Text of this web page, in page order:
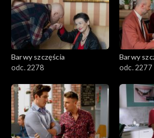
Barwy szczęścia
odc. 2278
Barwy
odc. 2277